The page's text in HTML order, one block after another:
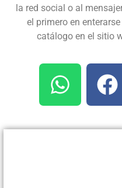
la red social o al
el primero en
catálogo en el sitio